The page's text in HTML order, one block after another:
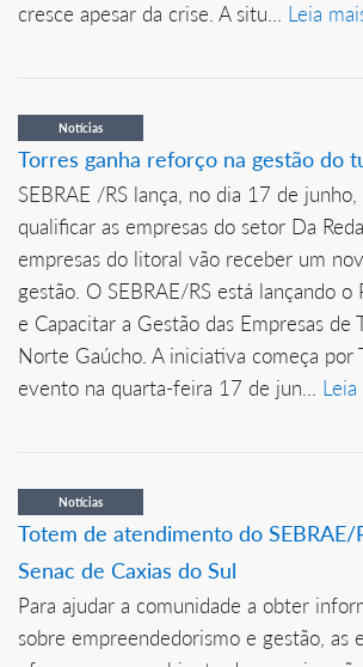
cresce apesar da crise. A situ... Leia
Notícias
Torres ganha reforço na gestão do
SEBRAE /RS lança, no dia 17 de
qualificar as empresas do setor Da
empresas do litoral vão receber um
gestão. O SEBRAE/RS está lançando
e Capacitar a Gestão das Empresas de
Norte Gaúcho. A iniciativa começa por
evento na quarta-feira 17 de jun...
Notícias
Totem de atendimento do SEBRAE/
Senac de Caxias do Sul
Para ajudar a comunidade a obter
sobre empreendedorismo e gestão, as